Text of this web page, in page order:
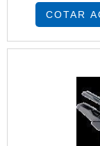
oferecer
diversos
garantidos
COTAR